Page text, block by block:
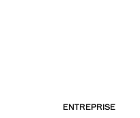
ENTREPRISE